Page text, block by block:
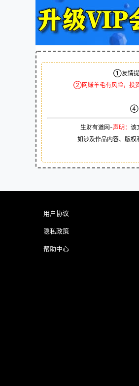
①友情提
②网赚羊毛有风险，投资
④
生财有道网-声明： 该
如涉及作品内容、版权
用户协议
隐私政策
帮助中心